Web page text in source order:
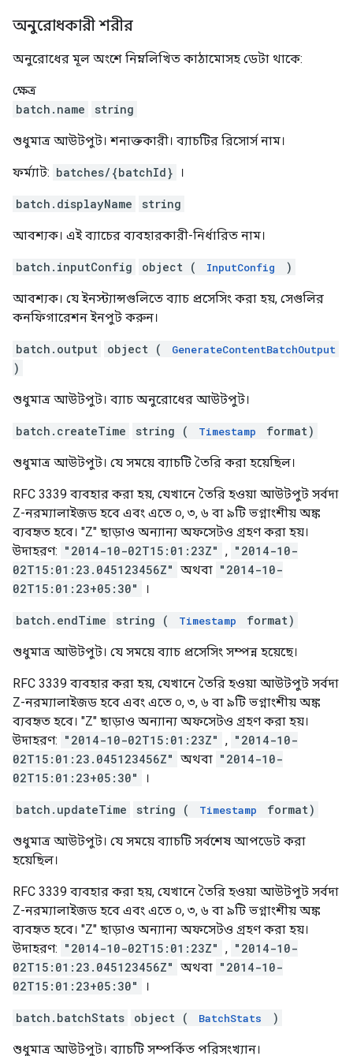
অনুরোধকারী শরীর
অনুরোধের মূল অংশে নিম্নলিখিত কাঠামোসহ ডেটা থাকে:
ক্ষেত্র
batch.name
string
শুধুমাত্র আউটপুট। শনাক্তকারী। ব্যাচটির রিসোর্স নাম।
ফর্ম্যাট: batches/{batchId} ।
batch.displayName string
আবশ্যক। এই ব্যাচের ব্যবহারকারী-নির্ধারিত নাম।
batch.inputConfig object ( InputConfig )
আবশ্যক। যে ইনস্ট্যান্সগুলিতে ব্যাচ প্রসেসিং করা হয়, সেগুলির
কনফিগারেশন ইনপুট করুন।
batch.output object ( GenerateContentBatchOutput
)
শুধুমাত্র আউটপুট। ব্যাচ অনুরোধের আউটপুট।
batch.createTime string ( Timestamp format)
শুধুমাত্র আউটপুট। যে সময়ে ব্যাচটি তৈরি করা হয়েছিল।
RFC 3339 ব্যবহার করা হয়, যেখানে তৈরি হওয়া আউটপুট সর্বদা
Z-নরম্যালাইজড হবে এবং এতে ০, ৩, ৬ বা ৯টি ভগ্নাংশীয় অঙ্ক
ব্যবহৃত হবে। "Z" ছাড়াও অন্যান্য অফসেটও গ্রহণ করা হয়।
উদাহরণ: "2014-10-02T15:01:23Z" , "2014-10-
02T15:01:23.045123456Z" অথবা "2014-10-
02T15:01:23+05:30"
।
batch.endTime string ( Timestamp format)
শুধুমাত্র আউটপুট। যে সময়ে ব্যাচ প্রসেসিং সম্পন্ন হয়েছে।
RFC 3339 ব্যবহার করা হয়, যেখানে তৈরি হওয়া আউটপুট সর্বদা
Z-নরম্যালাইজড হবে এবং এতে ০, ৩, ৬ বা ৯টি ভগ্নাংশীয় অঙ্ক
ব্যবহৃত হবে। "Z" ছাড়াও অন্যান্য অফসেটও গ্রহণ করা হয়।
উদাহরণ: "2014-10-02T15:01:23Z" , "2014-10-
02T15:01:23.045123456Z" অথবা "2014-10-
02T15:01:23+05:30"
।
batch.updateTime string ( Timestamp format)
শুধুমাত্র আউটপুট। যে সময়ে ব্যাচটি সর্বশেষ আপডেট করা
হয়েছিল।
RFC 3339 ব্যবহার করা হয়, যেখানে তৈরি হওয়া আউটপুট সর্বদা
Z-নরম্যালাইজড হবে এবং এতে ০, ৩, ৬ বা ৯টি ভগ্নাংশীয় অঙ্ক
ব্যবহৃত হবে। "Z" ছাড়াও অন্যান্য অফসেটও গ্রহণ করা হয়।
উদাহরণ: "2014-10-02T15:01:23Z" , "2014-10-
02T15:01:23.045123456Z" অথবা "2014-10-
02T15:01:23+05:30"
।
batch.batchStats object ( BatchStats )
শুধুমাত্র আউটপুট। ব্যাচটি সম্পর্কিত পরিসংখ্যান।